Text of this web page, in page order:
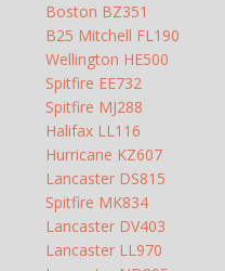
Boston BZ351
B25 Mitchell FL190
Wellington HE500
Spitfire EE732
Spitfire MJ288
Halifax LL116
Hurricane KZ607
Lancaster DS815
Spitfire MK834
Lancaster DV403
Lancaster LL970